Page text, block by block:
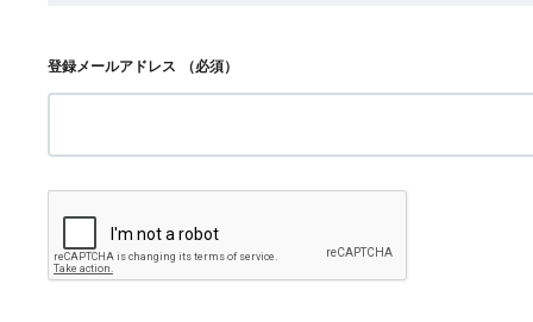
登録メールアドレス （必須）